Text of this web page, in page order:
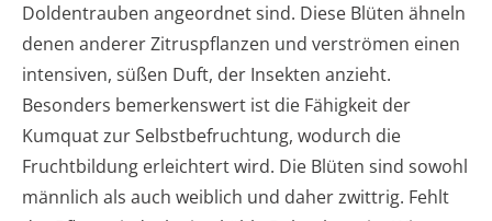
Doldentrauben angeordnet sind. Diese Blüten ähneln
denen anderer Zitruspflanzen und verströmen einen
intensiven, süßen Duft, der Insekten anzieht.
Besonders bemerkenswert ist die Fähigkeit der
Kumquat zur Selbstbefruchtung, wodurch die
Fruchtbildung erleichtert wird. Die Blüten sind sowohl
männlich als auch weiblich und daher zwittrig. Fehlt